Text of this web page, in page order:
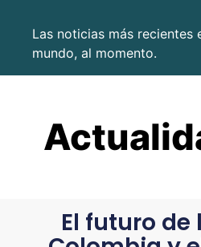
Las noticias más recientes
mundo, al momento.
El futuro de